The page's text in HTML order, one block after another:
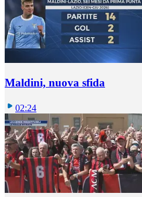
Maldini, nuova sfida
02:24